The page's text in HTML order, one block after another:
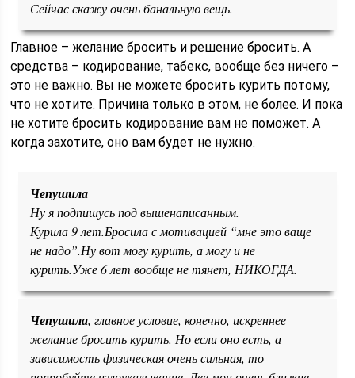
Сейчас скажу очень банальную вещь.
Главное – желание бросить и решение бросить. А
средства – кодирование, табекс, вообще без ничего –
это не важно. Вы не можете бросить курить потому,
что не хотите. Причина только в этом, не более. И пока
не хотите бросить кодирование вам не поможет. А
когда захотите, оно вам будет не нужно.
Чепушила
Ну я подпишусь под вышенаписанным.
Курила 9 лет.Бросила с мотивацией “мне это ваще
не надо”.Ну вот могу курить, а могу и не
курить.Уже 6 лет вообще не тянет, НИКОГДА.
Чепушила, главное условие, конечно, искреннее
желание бросить курить. Но если оно есть, а
зависимость физическая очень сильная, то